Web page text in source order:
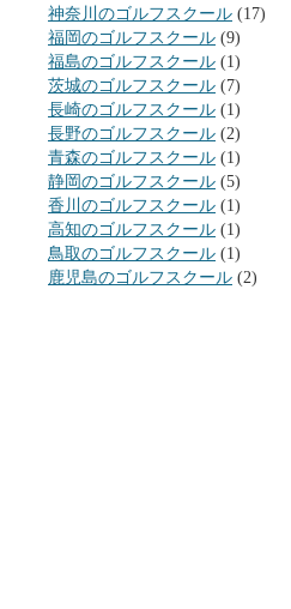
神奈川のゴルフスクール (17)
福岡のゴルフスクール (9)
福島のゴルフスクール (1)
茨城のゴルフスクール (7)
長崎のゴルフスクール (1)
長野のゴルフスクール (2)
青森のゴルフスクール (1)
静岡のゴルフスクール (5)
香川のゴルフスクール (1)
高知のゴルフスクール (1)
鳥取のゴルフスクール (1)
鹿児島のゴルフスクール (2)